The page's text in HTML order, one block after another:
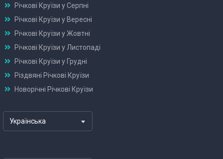
Річкові Круїзи у Серпні
Річкові Круїзи у Вересні
Річкові Круїзи у Жовтні
Річкові Круїзи у Листопаді
Річкові Круїзи у Грудні
Різдвяні Річкові Круїзи
Новорічні Річкові Круїзи
Українська